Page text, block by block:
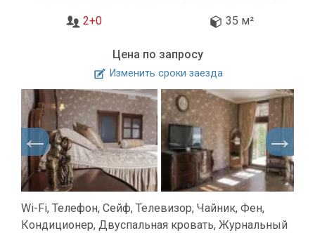
2+0 35 м²
Цена по запросу
Изменить сроки заезда
Wi-Fi, Телефон, Сейф, Телевизор, Чайник, Фен,
Кондиционер, Двуспальная кровать, Журнальный